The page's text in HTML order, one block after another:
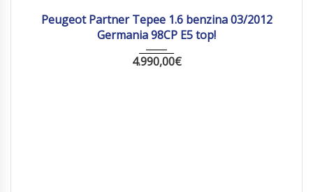
Peugeot Partner Tepee 1.6 benzina 03/2012
Germania 98CP E5 top!
4.990,00€